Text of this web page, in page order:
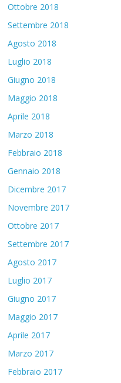
Ottobre 2018
Settembre 2018
Agosto 2018
Luglio 2018
Giugno 2018
Maggio 2018
Aprile 2018
Marzo 2018
Febbraio 2018
Gennaio 2018
Dicembre 2017
Novembre 2017
Ottobre 2017
Settembre 2017
Agosto 2017
Luglio 2017
Giugno 2017
Maggio 2017
Aprile 2017
Marzo 2017
Febbraio 2017